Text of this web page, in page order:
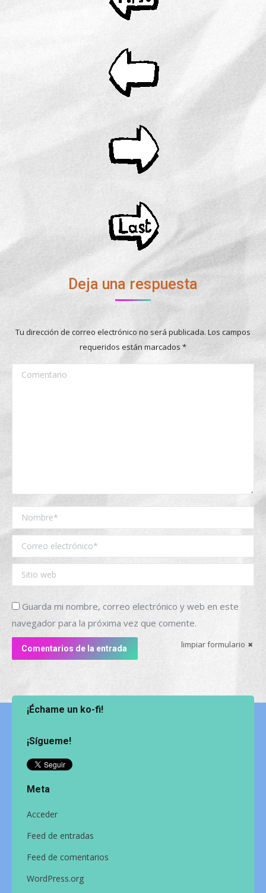
Deja una respuesta
Tu dirección de correo electrónico no será publicada. Los campos
requeridos están marcados *
Comentario
Nombre *
Correo electrónico *
Sitio web
Guarda mi nombre, correo electrónico y web en este
navegador para la próxima vez que comente.
limpiar formulario
Comentarios de la entrada
¡Échame un ko-fi!
¡Sígueme!
Meta
Acceder
Feed de entradas
Feed de comentarios
WordPress.org